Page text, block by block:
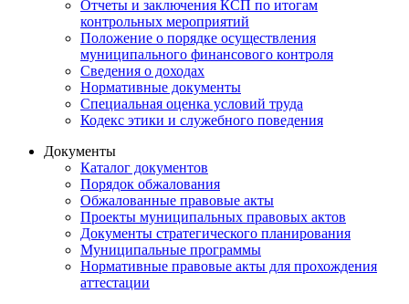
Отчеты и заключения КСП по итогам
контрольных мероприятий
Положение о порядке осуществления
муниципального финансового контроля
Сведения о доходах
Нормативные документы
Специальная оценка условий труда
Кодекс этики и служебного поведения
Документы
Каталог документов
Порядок обжалования
Обжалованные правовые акты
Проекты муниципальных правовых актов
Документы стратегического планирования
Муниципальные программы
Нормативные правовые акты для прохождения
аттестации